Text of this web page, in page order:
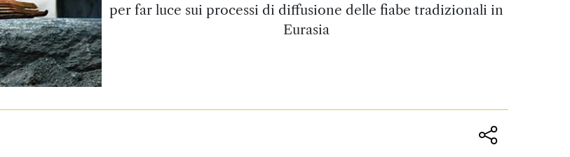
per far luce sui processi di diffusione delle fiabe tradizionali in
Eurasia